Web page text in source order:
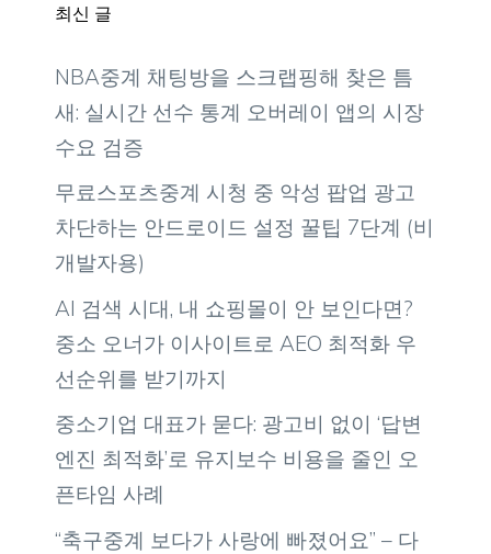
최신 글
NBA중계 채팅방을 스크랩핑해 찾은 틈
새: 실시간 선수 통계 오버레이 앱의 시장
수요 검증
무료스포츠중계 시청 중 악성 팝업 광고
차단하는 안드로이드 설정 꿀팁 7단계 (비
개발자용)
AI 검색 시대, 내 쇼핑몰이 안 보인다면?
중소 오너가 이사이트로 AEO 최적화 우
선순위를 받기까지
중소기업 대표가 묻다: 광고비 없이 ‘답변
엔진 최적화’로 유지보수 비용을 줄인 오
픈타임 사례
“축구중계 보다가 사랑에 빠졌어요” – 다